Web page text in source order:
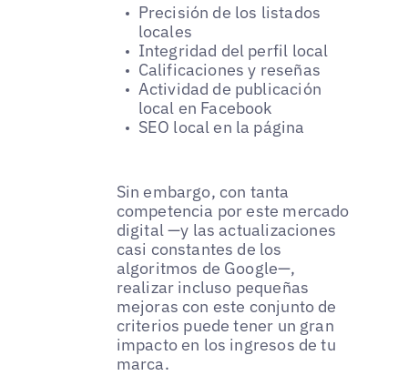
Precisión de los listados
locales
Integridad del perfil local
Calificaciones y reseñas
Actividad de publicación
local en Facebook
SEO local en la página
Sin embargo, con tanta
competencia por este mercado
digital —y las actualizaciones
casi constantes de los
algoritmos de Google—,
realizar incluso pequeñas
mejoras con este conjunto de
criterios puede tener un gran
impacto en los ingresos de tu
marca.